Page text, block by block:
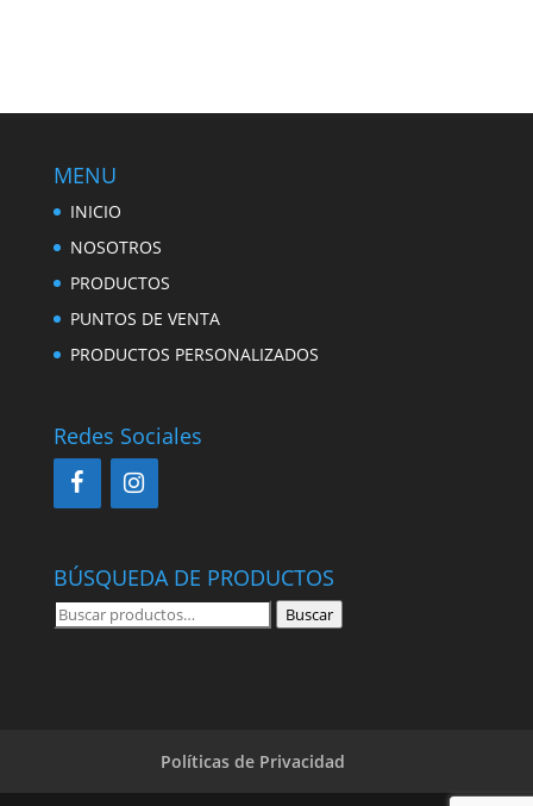
MENU
INICIO
NOSOTROS
PRODUCTOS
PUNTOS DE VENTA
PRODUCTOS PERSONALIZADOS
Redes Sociales
BÚSQUEDA DE PRODUCTOS
Buscar
Buscar
Políticas de Privacidad